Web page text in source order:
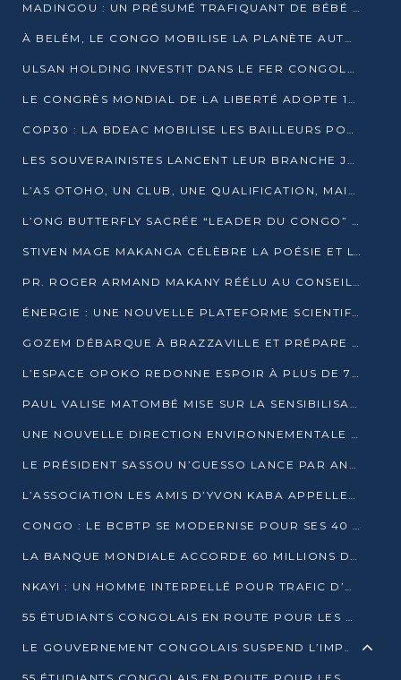
MADINGOU : UN PRÉSUMÉ TRAFIQUANT DE BÉBÉ CHIMPANZÉ FIXÉ SUR SON SORT LE 20 NOVEMBRE
À BELÉM, LE CONGO MOBILISE LA PLANÈTE AUTOUR DU FONDS BLEU POUR LE BASSIN DU CONGO
ULSAN HOLDING INVESTIT DANS LE FER CONGOLAIS
LE CONGRÈS MONDIAL DE LA LIBERTÉ ADOPTE 14 RÉSOLUTIONS HISTORIQUES
COP30 : LA BDEAC MOBILISE LES BAILLEURS POUR LE FONDS BLEU DU BASSIN DU CONGO
LES SOUVERAINISTES LANCENT LEUR BRANCHE JEUNE À BRAZZAVILLE
L’AS OTOHO, UN CLUB, UNE QUALIFICATION, MAIS ENCORE DES DOUTES
L’ONG BUTTERFLY SACRÉE “LEADER DU CONGO” AU PRIX D’EXCELLENCE 2025
STIVEN MAGE MAKANGA CÉLÈBRE LA POÉSIE ET L’HUMAIN AVEC SON RECUEIL “HECTARE”
PR. ROGER ARMAND MAKANY RÉÉLU AU CONSEIL DE L’AUF
ÉNERGIE : UNE NOUVELLE PLATEFORME SCIENTIFIQUE POUR LA TRANSITION ÉNERGÉTIQUE EN AFRIQUE CENTRALE
GOZEM DÉBARQUE À BRAZZAVILLE ET PRÉPARE SON ARRIVÉE À POINTE-NOIRE
L’ESPACE OPOKO REDONNE ESPOIR À PLUS DE 775 ÉLÈVES AUTOCHTONES DANS LE NORD DU CONGO
PAUL VALISE MATOMBÉ MISE SUR LA SENSIBILISATION POUR ÉRAQUER LE GRAND BANDITISME
UNE NOUVELLE DIRECTION ENVIRONNEMENTALE POUR RENFORCER LA GESTION DES DONNÉES AU CONGO
LE PRÉSIDENT SASSOU N’GUESSO LANCE PAR ANTICIPATION LA 39ÈME JOURNÉE NATIONALE DE L’ARBRE
L’ASSOCIATION LES AMIS D’YVON KABA APPELLENT DENIS SASSOU N’GUESSO À SE PORTER CANDIDAT
CONGO : LE BCBTP SE MODERNISE POUR SES 40 ANS D’EXISTENCE
LA BANQUE MONDIALE ACCORDE 60 MILLIONS DE DOLLARS POUR LA RÉSILIENCE URBAINE AU CONGO
NKAYI : UN HOMME INTERPELLÉ POUR TRAFIC D’UN BÉBÉ CHIMPANZÉ
55 ÉTUDIANTS CONGOLAIS EN ROUTE POUR LES UNIVERSITÉS ALGÉRIENNES
LE GOUVERNEMENT CONGOLAIS SUSPEND L’IMPORTATION DES MACHETTES ET DES MOTOS